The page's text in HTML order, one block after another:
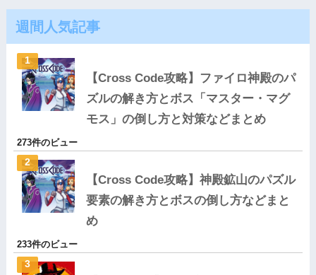
週間人気記事
【Cross Code攻略】ファイロ神殿のパ
ズルの解き方とボス「マスター・マグ
モス」の倒し方と対策などまとめ
273件のビュー
【Cross Code攻略】神殿鉱山のパズル
要素の解き方とボスの倒し方などまと
め
233件のビュー